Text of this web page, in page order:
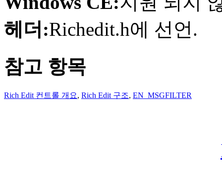
헤더:Richedit.h에 선언.
참고 항목
Rich Edit 컨트롤 개요, Rich Edit 구조, EN_MSGFILTER